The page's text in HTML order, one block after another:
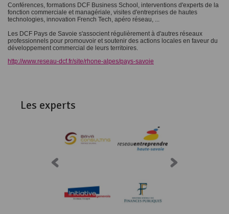
Conférences, formations DCF Business School, interventions d'experts de la
fonction commerciale et managériale, visites d'entreprises de hautes
technologies, innovation French Tech, apéro réseau, ...
Les DCF Pays de Savoie s'associent régulièrement à d'autres réseaux
professionnels pour promouvoir et soutenir des actions locales en faveur du
développement commercial de leurs territoires.
http://www.reseau-dcf.fr/site/rhone-alpes/pays-savoie
Les experts